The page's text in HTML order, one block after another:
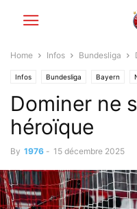
Home Infos Bundesliga
Infos Bundesliga Bayern
Dominer ne
héroïque
By 1976 - 15 décembre 2025